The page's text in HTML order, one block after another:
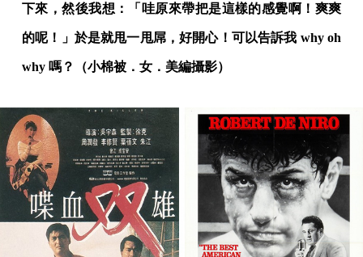
下來，然後我想：「哇原來帶把是這樣的感覺啊！爽爽
的呢！」於是就甩一甩屌，好開心！可以告訴我 why oh
why 嗎？（小棉被．女 ．美編攝影）